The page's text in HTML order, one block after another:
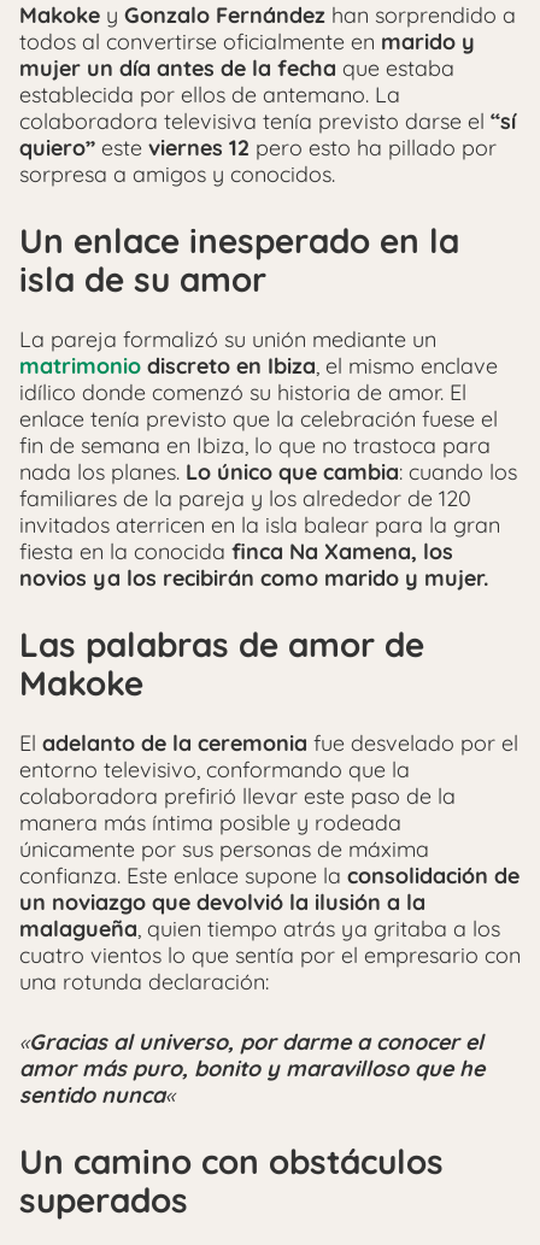
Makoke y Gonzalo Fernández han sorprendido a
todos al convertirse oficialmente en marido y
mujer un día antes de la fecha que estaba
establecida por ellos de antemano. La
colaboradora televisiva tenía previsto darse el “sí
quiero” este viernes 12 pero esto ha pillado por
sorpresa a amigos y conocidos.
Un enlace inesperado en la
isla de su amor
La pareja formalizó su unión mediante un
matrimonio discreto en Ibiza, el mismo enclave
idílico donde comenzó su historia de amor. El
enlace tenía previsto que la celebración fuese el
fin de semana en Ibiza, lo que no trastoca para
nada los planes. Lo único que cambia: cuando los
familiares de la pareja y los alrededor de 120
invitados aterricen en la isla balear para la gran
fiesta en la conocida finca Na Xamena, los
novios ya los recibirán como marido y mujer.
Las palabras de amor de
Makoke
El adelanto de la ceremonia fue desvelado por el
entorno televisivo, conformando que la
colaboradora prefirió llevar este paso de la
manera más íntima posible y rodeada
únicamente por sus personas de máxima
confianza. Este enlace supone la consolidación de
un noviazgo que devolvió la ilusión a la
malagueña, quien tiempo atrás ya gritaba a los
cuatro vientos lo que sentía por el empresario con
una rotunda declaración:
«Gracias al universo, por darme a conocer el
amor más puro, bonito y maravilloso que he
sentido nunca«
Un camino con obstáculos
superados